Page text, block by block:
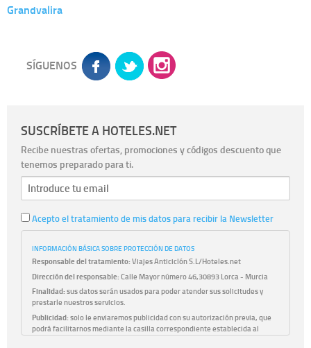
Grandvalira
SÍGUENOS
SUSCRÍBETE A HOTELES.NET
Recibe nuestras ofertas, promociones y códigos descuento que
tenemos preparado para ti.
Acepto el tratamiento de mis datos para recibir la Newsletter
INFORMACIÓN BÁSICA SOBRE PROTECCIÓN DE DATOS
Responsable del tratamiento:Viajes Anticiclón S.L/Hoteles.net
Dirección del responsable:Calle Mayor número 46,30893 Lorca - Murcia
Finalidad:sus datos serán usados para poder atender sus solicitudes y
prestarle nuestros servicios.
Publicidad:solo le enviaremos publicidad con su autorización previa, que
podrá facilitarnos mediante la casilla correspondiente establecida al